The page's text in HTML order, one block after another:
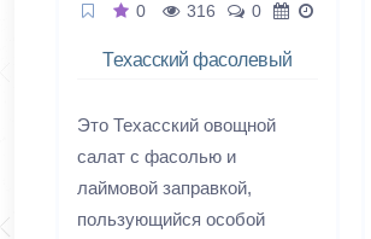
0 316 0
Техасский фасолевый
Это Техасский овощной
салат с фасолью и
лаймовой заправкой,
пользующийся особой